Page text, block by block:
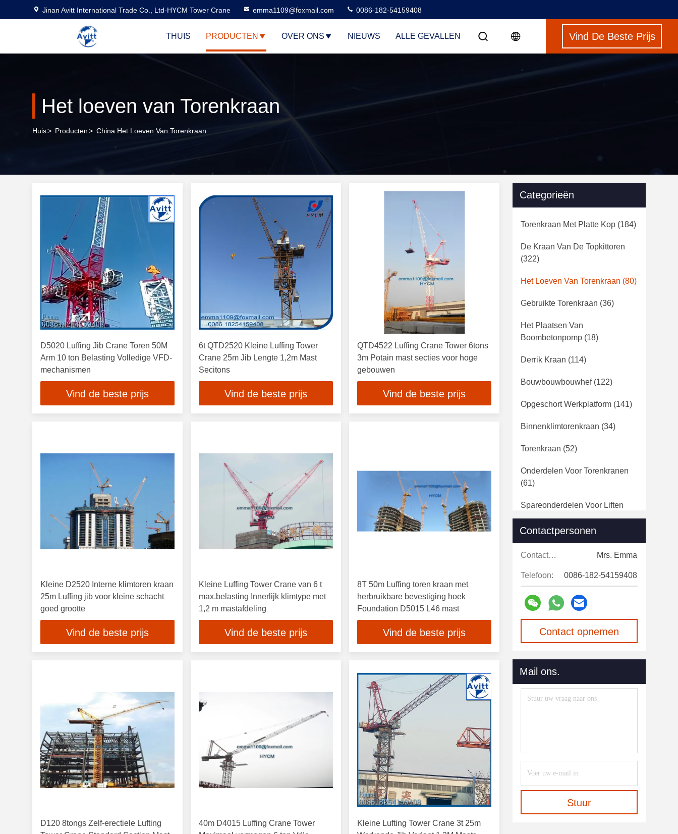
Jinan Avitt International Trade Co., Ltd-HYCM Tower Crane emma1109@foxmail.com 0086-182-54159408
THUIS PRODUCTEN OVER ONS NIEUWS ALLE GEVALLEN Vind De Beste Prijs
Het loeven van Torenkraan
Huis> Producten> China Het Loeven Van Torenkraan
D5020 Luffing Jib Crane Toren 50M
Arm 10 ton Belasting Volledige VFD-
mechanismen
Vind de beste prijs
6t QTD2520 Kleine Luffing Tower
Crane 25m Jib Lengte 1,2m Mast
Secitons
Vind de beste prijs
QTD4522 Luffing Crane Tower 6tons
3m Potain mast secties voor hoge
gebouwen
Vind de beste prijs
Kleine D2520 Interne klimtoren kraan
25m Luffing jib voor kleine schacht
goed grootte
Vind de beste prijs
Kleine Luffing Tower Crane van 6 t
max.belasting Innerlijk klimtype met
1,2 m mastafdeling
Vind de beste prijs
8T 50m Luffing toren kraan met
herbruikbare bevestiging hoek
Foundation D5015 L46 mast
Vind de beste prijs
D120 8tongs Zelf-erectiele Lufting
40m D4015 Luffing Crane Tower
Kleine Lufting Tower Crane 3t 25m
Categorieën
Torenkraan Met Platte Kop (184)
De Kraan Van De Topkittoren
(322)
Het Loeven Van Torenkraan (80)
Gebruikte Torenkraan (36)
Het Plaatsen Van
Boombetonpomp (18)
Derrik Kraan (114)
Bouwbouwbouwhef(122)
Opgeschort Werkplatform (141)
Binnenklimtorenkraan (34)
Torenkraan (52)
Onderdelen Voor Torenkranen
(61)
Spareonderdelen Voor Liften
(68)
Platform
Contactpersonen
Contactpersonen: Mrs. Emma
Telefoon: 0086-182-54159408
Contact opnemen
Mail ons.
Stuur